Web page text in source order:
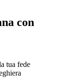
con
tua fede